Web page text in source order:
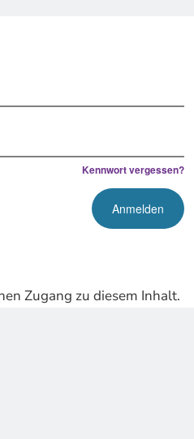
Kennwort vergessen?
Zugang zu diesem Inhalt.